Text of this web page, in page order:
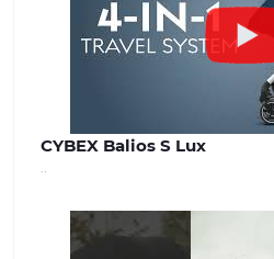
CYBEX Balios S Lux